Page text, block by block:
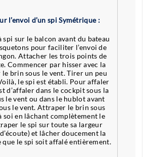
l’envoi d’un spi Symétrique :
spi sur le balcon avant du bateau
pour faciliter l’envoi de
Attacher les trois points de
Commencer par hisser avec la
brin sous le vent. Tirer un peu
le spi est établi. Pour affaler
d’affaler dans le cockpit sous la
le vent ou dans le hublot avant
le vent. Attraper le brin sous
soi en lâchant complètement le
le spi sur toute sa largeur
et lâcher doucement la
que le spi soit affalé entièrement.